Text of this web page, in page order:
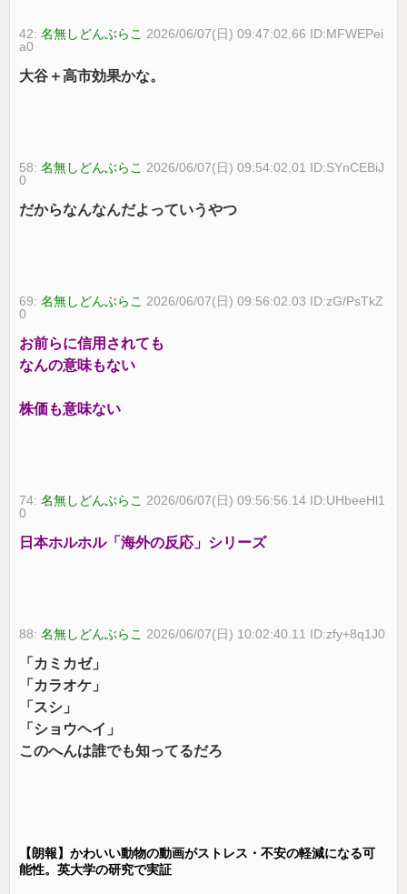
42:名無しどんぶらこ 2026/06/07(日) 09:47:02.66 ID:MFWEPei
a0
大谷＋高市効果かな。
58:名無しどんぶらこ 2026/06/07(日) 09:54:02.01 ID:SYnCEBiJ
0
だからなんなんだよっていうやつ
69:名無しどんぶらこ 2026/06/07(日) 09:56:02.03 ID:zG/PsTkZ
0
お前らに信用されても
なんの意味もない
株価も意味ない
74:名無しどんぶらこ 2026/06/07(日) 09:56:56.14 ID:UHbeeHl1
0
日本ホルホル「海外の反応」シリーズ
88:名無しどんぶらこ 2026/06/07(日) 10:02:40.11 ID:zfy+8q1J0
「カミカゼ」
「カラオケ」
「スシ」
「ショウヘイ」
このへんは誰でも知ってるだろ
【朗報】かわいい動物の動画がストレス・不安の軽減になる可
能性。英大学の研究で実証